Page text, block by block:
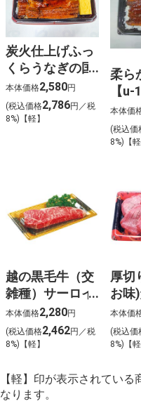
炭火仕上げふっ
くらうなぎの国
産うな重【u-
11】
本体価格2,580円
(税込価格2,786円／税
8%)【軽】
柔ら
【u-
本体価
(税込価
8%)【軽
越の黒毛牛（交
雑種）サーロイ
ンステーキ用
【u-14】
本体価格2,280円
(税込価格2,462円／税
8%)【軽】
厚切
お味
入り
本体価
(税込価
8%)【軽
【軽】印が表示されてい
なります。